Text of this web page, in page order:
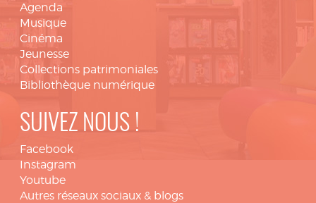
Agenda
Musique
Cinéma
Jeunesse
Collections patrimoniales
Bibliothèque numérique
SUIVEZ NOUS !
Facebook
Instagram
Youtube
Autres réseaux sociaux & blogs